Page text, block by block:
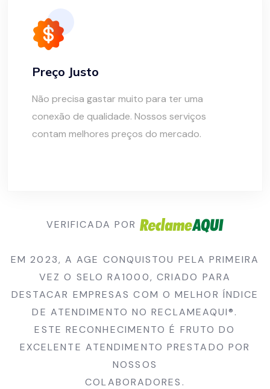
Preço Justo
Não precisa gastar muito para ter uma
conexão de qualidade. Nossos serviços
contam melhores preços do mercado.
VERIFICADA POR
EM 2023, A AGE CONQUISTOU PELA PRIMEIRA
VEZ O SELO RA1000, CRIADO PARA
DESTACAR EMPRESAS COM O MELHOR ÍNDICE
DE ATENDIMENTO NO RECLAMEAQUI®.
ESTE RECONHECIMENTO É FRUTO DO
EXCELENTE ATENDIMENTO PRESTADO POR
NOSSOS
COLABORADORES.